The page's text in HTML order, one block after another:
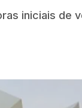
iniciais de